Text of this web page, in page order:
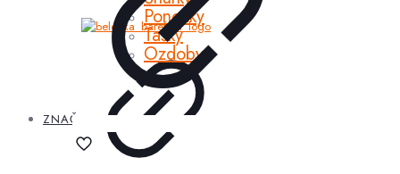
Ponožky
Tašky
Ozdoby
ZNAČKY